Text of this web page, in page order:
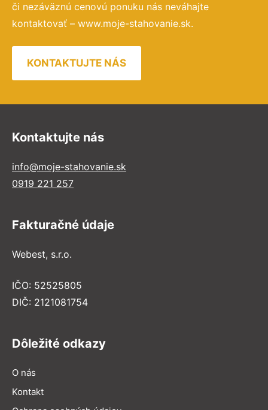
či nezáväznú cenovú ponuku nás neváhajte
kontaktovať – www.moje-stahovanie.sk.
KONTAKTUJTE NÁS
Kontaktujte nás
info@moje-stahovanie.sk
0919 221 257
Fakturačné údaje
Webest, s.r.o.
IČO: 52525805
DIČ: 2121081754
Dôležité odkazy
O nás
Kontakt